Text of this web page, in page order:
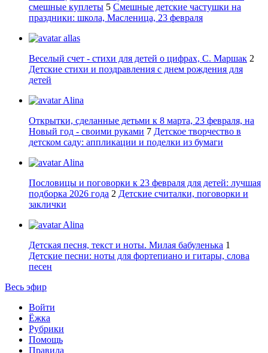
смешные куплеты 5 Смешные детские частушки на
праздники: школа, Масленица, 23 февраля
allas
Веселый счет - стихи для детей о цифрах, С. Маршак 2
Детские стихи и поздравления с днем рождения для
детей
Alina
Открытки, сделанные детьми к 8 марта, 23 февраля, на
Новый год - своими руками 7 Детское творчество в
детском саду: аппликации и поделки из бумаги
Alina
Пословицы и поговорки к 23 февраля для детей: лучшая
подборка 2026 года 2 Детские считалки, поговорки и
заклички
Alina
Детская песня, текст и ноты. Милая бабуленька 1
Детские песни: ноты для фортепиано и гитары, слова
песен
Весь эфир
Войти
Ёжка
Рубрики
Помощь
Правила